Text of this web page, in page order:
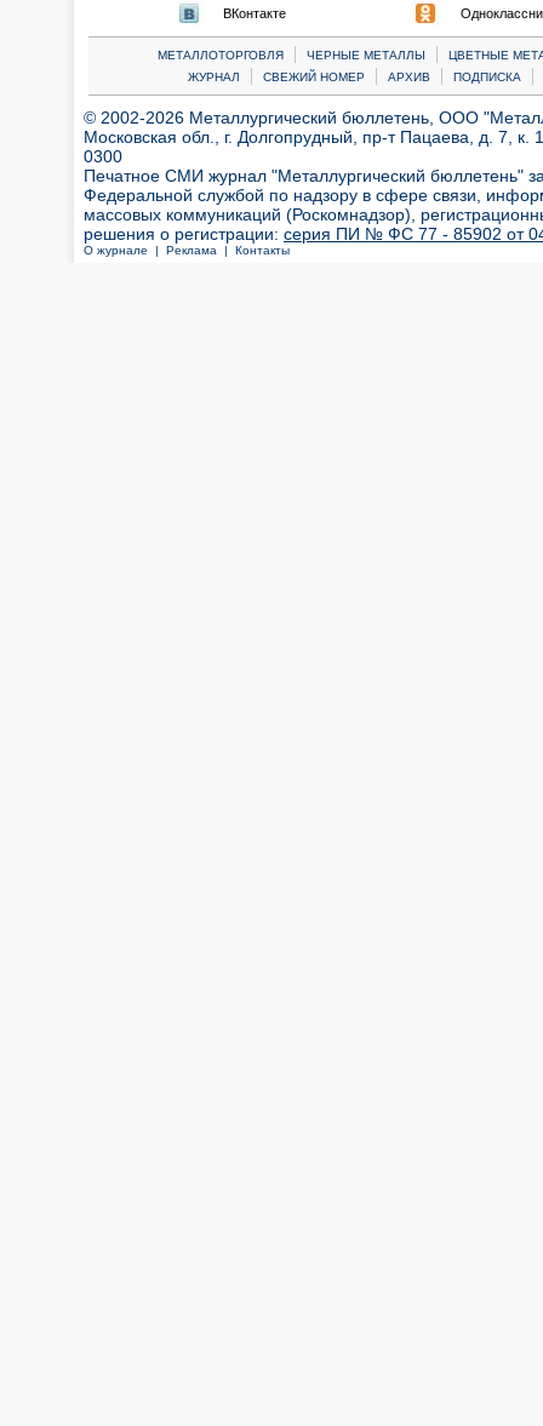
ВКонтакте
МЕТАЛЛОТОРГОВЛЯ | ЧЕРНЫЕ МЕТАЛЛЫ |
ЦВЕТНЫЕ
ЖУРНАЛ
| СВЕЖИЙ НОМЕР | АРХИВ | ПОДПИСКА |
© 2002-2026 Металлургический бюллетень, ООО
Московская обл., г. Долгопрудный, пр-т Пацаева, д. 7,
0300
Печатное СМИ журнал "Металлургический бюллетень"
Федеральной службой по надзору в сфере связи,
массовых коммуникаций (Роскомнадзор),
решения о регистрации: серия ПИ № ФС 77 - 85902 от 04
О журнале | Реклама | Контакты